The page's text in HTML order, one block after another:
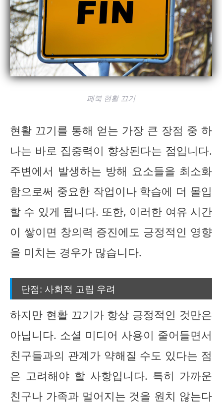
페북 현활 끄기
현활 끄기를 통해 얻는 가장 큰 장점 중 하
나는 바로 집중력이 향상된다는 점입니다.
주변에서 발생하는 방해 요소들을 최소화
함으로써 중요한 작업이나 학습에 더 몰입
할 수 있게 됩니다. 또한, 이러한 여유 시간
이 쌓이면 창의력 증진에도 긍정적인 영향
을 미치는 경우가 많습니다.
단점: 사회적 고립 우려
하지만 현활 끄기가 항상 긍정적인 것만은
아닙니다. 소셜 미디어 사용이 줄어들면서
친구들과의 관계가 약해질 수도 있다는 점
은 고려해야 할 사항입니다. 특히 가까운
친구나 가족과 멀어지는 것을 원치 않는다